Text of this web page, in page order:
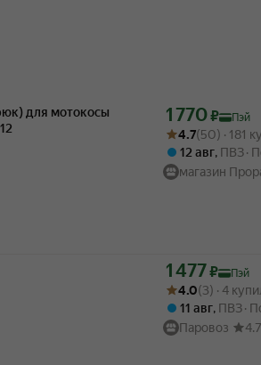
для мотокосы
Цена с картой
1 770₽
Пэй
Рейтинг товара:
Оценок: (50) · 181
4.7(50) · 181
12 авг, ПВЗ
магазин
Цена с картой
1 477₽
Пэй
Рейтинг товара: 4.0
Оценок: (3) · 4
4.0(3) · 4
11 авг, ПВЗ
Паровоз
4.7